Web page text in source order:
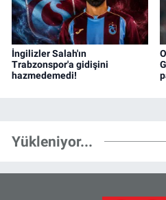
İngilizler Salah'ın
Trabzonspor'a gidişini
hazmedemedi!
Yükleniyor...